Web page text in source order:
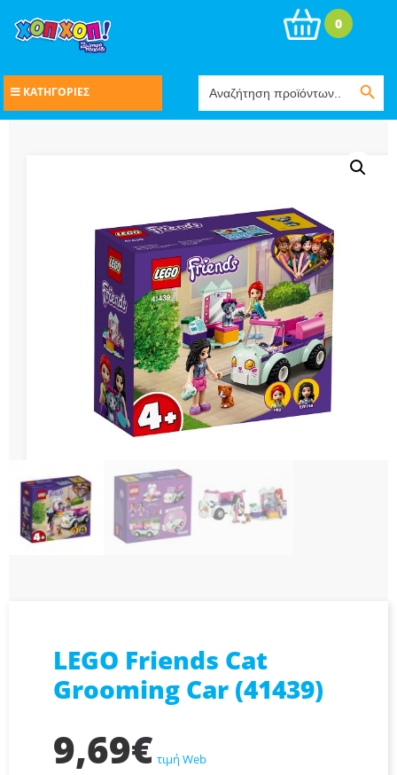
for:
Search Button
0
ΚΑΤΗΓΟΡΙΕΣ
LEGO Friends Cat
Grooming Car (41439)
9,69€ τιμή Web